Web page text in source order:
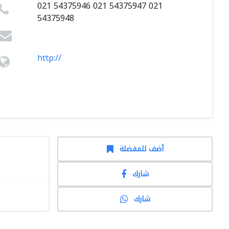
021 54375946 021 54375947 021
54375948
http://
أضف للمفضلة
شارك
شارك